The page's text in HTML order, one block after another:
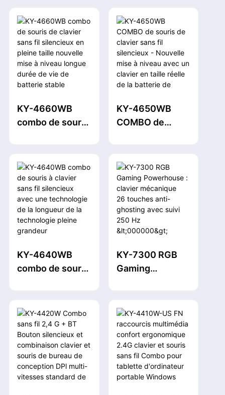
souris Ensemble
de souris avec
des touches
multimédias
multifonction
adaptées aux
portables et aux
ordinateurs de
souris pour
ordinateur
portable 2.4G
Clavier sans fil
USB et combo
de souris
KY-4660WB
combo de souris
pleine taille
nouvelle mise à
niveau longue
durée de vie de
batterie stable
durable
KY-4650WB
COMBO de
silencieux -
Nouvelle mise à
niveau avec un
clavier en taille
réelle de la
batterie de
durable
KY-4640WB
combo de souris
une technologie
de la longueur
de la
technologie
pleine grandeur
KY-7300 RGB
Gaming
mécanique
26 touches anti-
ghosting avec
suivi 250 Hz
<000000>
Connectivité